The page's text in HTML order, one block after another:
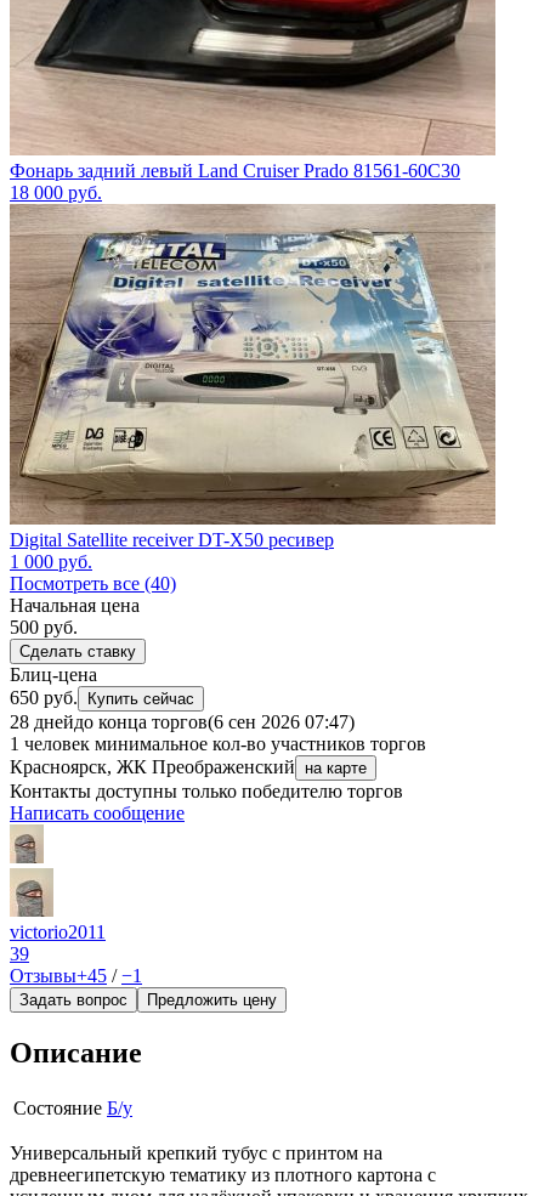
Фонарь задний левый Land Cruiser Prado 81561-60C30
18 000 руб.
Digital Satellite receiver DT-X50 ресивер
1 000 руб.
Посмотреть все (40)
Начальная цена
500 руб.
Сделать ставку
Блиц-цена
650 руб.
Купить сейчас
28 днейдо конца торгов(6 сен 2026 07:47)
1 человек минимальное кол-во участников торгов
Красноярск, ЖК Преображенский
на карте
Контакты доступны только победителю торгов
Написать сообщение
victorio2011
39
Отзывы+45 /−1
Задать вопрос Предложить цену
Описание
Состояние Б/у
Универсальный крепкий тубус с принтом на
древнеегипетскую тематику из плотного картона с